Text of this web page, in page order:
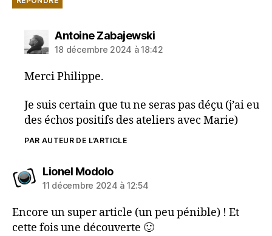
Antoine Zabajewskidit :
18 décembre 2024 à 18:42
Merci Philippe.
Je suis certain que tu ne seras pas déçu (j’ai eu
des échos positifs des ateliers avec Marie)
PAR AUTEUR DE L’ARTICLE
Lionel Modolodit :
11 décembre 2024 à 12:54
Encore un super article (un peu pénible) ! Et
cette fois une découverte 🙂